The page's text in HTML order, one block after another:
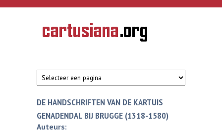
Overslaan en naar de inhoud gaan
CARTUSIANA
Geschiedenis
van de
DE HANDSCHRIFTEN VAN DE KARTUIS
GENADENDAL BIJ BRUGGE (1318-1580)
Auteurs: